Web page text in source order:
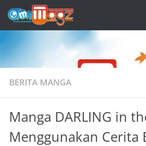
Skip to content
BERITA MANGA
Manga DARLING in
Menggunakan Cerita